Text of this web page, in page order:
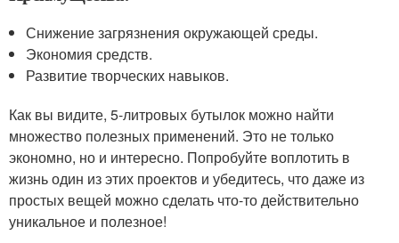
Снижение загрязнения окружающей среды.
Экономия средств.
Развитие творческих навыков.
Как вы видите, 5-литровых бутылок можно найти
множество полезных применений. Это не только
экономно, но и интересно. Попробуйте воплотить в
жизнь один из этих проектов и убедитесь, что даже из
простых вещей можно сделать что-то действительно
уникальное и полезное!